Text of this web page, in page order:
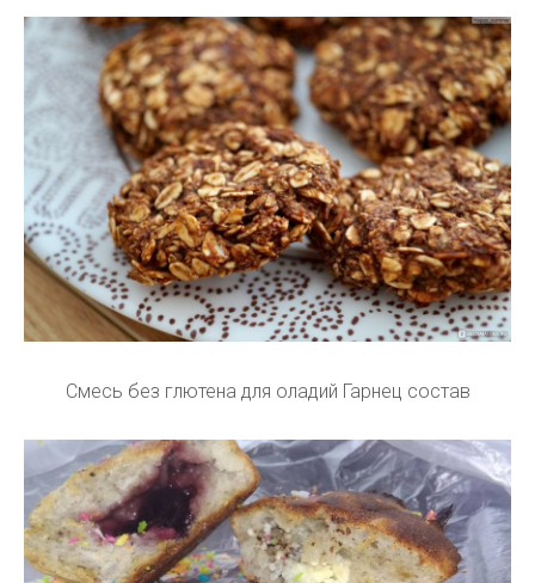
Смесь без глютена для оладий Гарнец состав